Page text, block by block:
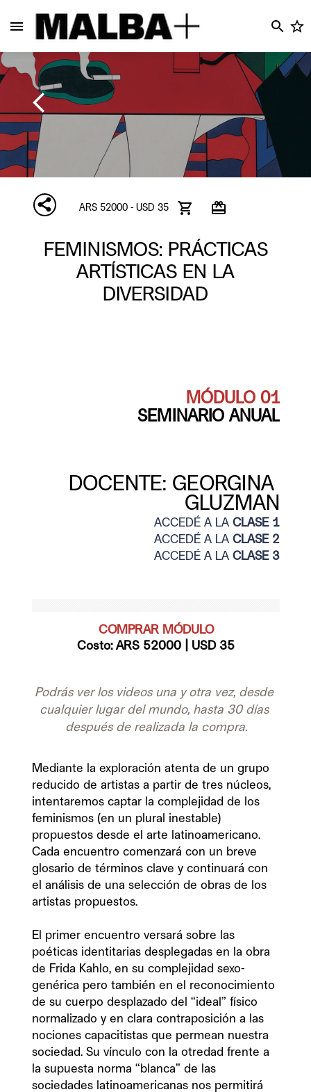
ARS 52000 - USD 35
FEMINISMOS: PRÁCTICAS
ARTÍSTICAS EN LA
DIVERSIDAD
MÓDULO 01
SEMINARIO ANUAL
DOCENTE: GEORGINA
GLUZMAN
ACCEDÉ A LA CLASE 1
ACCEDÉ A LA CLASE 2
ACCEDÉ A LA CLASE 3
COMPRAR MÓDULO
Costo: ARS 52000 | USD 35
Podrás ver los videos una y otra vez, desde
cualquier lugar del mundo, hasta 30 días
después de realizada la compra.
Mediante la exploración atenta de un grupo
reducido de artistas a partir de tres núcleos,
intentaremos captar la complejidad de los
feminismos (en un plural inestable)
propuestos desde el arte latinoamericano.
Cada encuentro comenzará con un breve
glosario de términos clave y continuará con
el análisis de una selección de obras de los
artistas propuestos.
El primer encuentro versará sobre las
poéticas identitarias desplegadas en la obra
de Frida Kahlo, en su complejidad sexo-
genérica pero también en el reconocimiento
de su cuerpo desplazado del “ideal” físico
normalizado y en clara contraposición a las
nociones capacitistas que permean nuestra
sociedad. Su vínculo con la otredad frente a
la supuesta norma “blanca” de las
sociedades latinoamericanas nos permitirá